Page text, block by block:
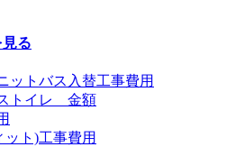
る
トバス入替工事費用
トイレ 金額
ト)工事費用